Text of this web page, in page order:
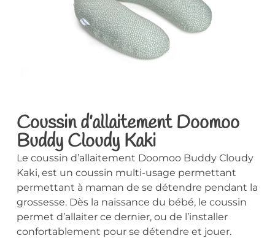
Coussin d’allaitement Doomoo
Buddy Cloudy Kaki
Le coussin d’allaitement Doomoo Buddy Cloudy
Kaki, est un coussin multi-usage permettant
permettant à maman de se détendre pendant la
grossesse. Dès la naissance du bébé, le coussin
permet d’allaiter ce dernier, ou de l’installer
confortablement pour se détendre et jouer.